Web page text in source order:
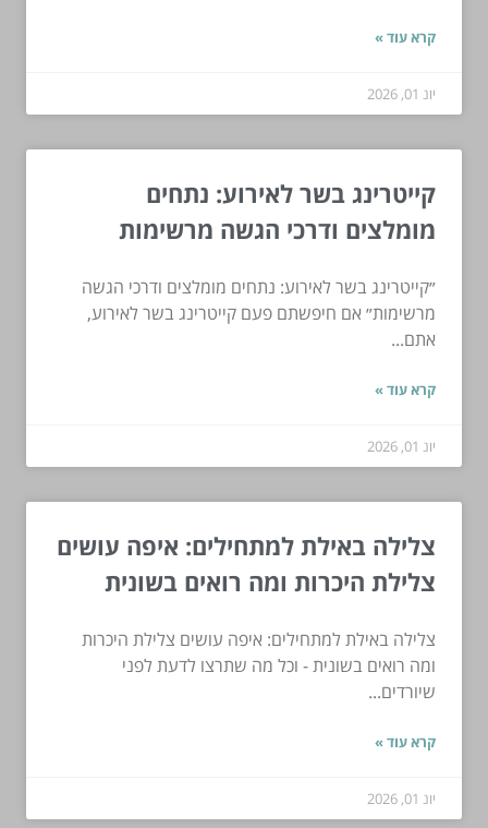
קרא עוד »
יונ 01, 2026
קייטרינג בשר לאירוע: נתחים
מומלצים ודרכי הגשה מרשימות
״קייטרינג בשר לאירוע: נתחים מומלצים ודרכי הגשה
מרשימות״ אם חיפשתם פעם קייטרינג בשר לאירוע,
אתם...
קרא עוד »
יונ 01, 2026
צלילה באילת למתחילים: איפה עושים
צלילת היכרות ומה רואים בשונית
צלילה באילת למתחילים: איפה עושים צלילת היכרות
ומה רואים בשונית - וכל מה שתרצו לדעת לפני
שיורדים...
קרא עוד »
יונ 01, 2026